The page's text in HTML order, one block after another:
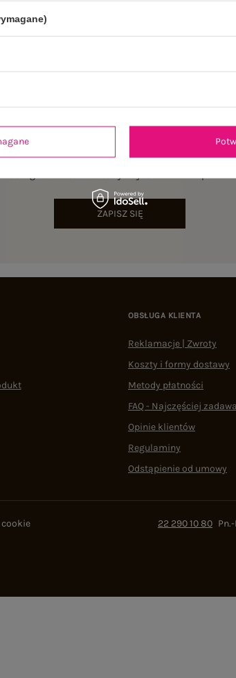
ZAPISZ SIĘ
OBSŁUGA KLIENTA
Reklamacje | Zwroty
Koszty i formy dostawy
Metody płatności
FAQ - Najczęściej
Opinie klientów
Regulaminy
Odstąpienie od umowy
22 290 10 80